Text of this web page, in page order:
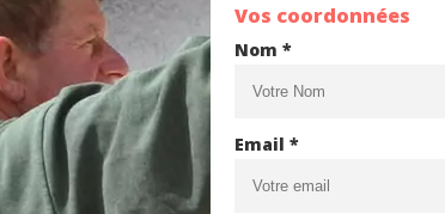
Vos coordonnées
Nom *
Email *